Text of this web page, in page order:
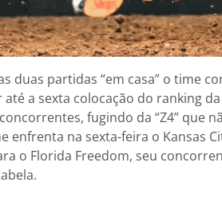
duas partidas “em casa” o time
até a sexta colocação do ranking
fugindo da “Z4” que
enfrenta na sexta-feira o Kansas
o Florida Freedom, seu